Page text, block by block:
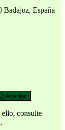
Badajoz, España
Aceptar
ello, consulte